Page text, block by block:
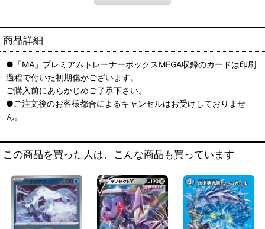
商品詳細
●「MA」プレミアムトレーナーボックスMEGA収録のカードは印刷
過程で付いた初期傷がございます。
ご購入前にあらかじめご了承下さい。
●ご注文後のお客様都合によるキャンセルはお受けしておりませ
ん。
この商品を買った人は、こんな商品も買っています